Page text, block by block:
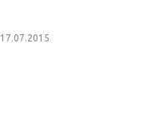
17.07.2015